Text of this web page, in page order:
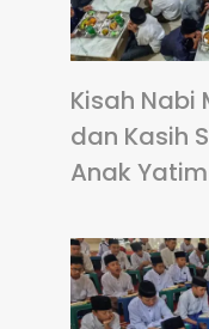
Kisah Nabi
dan Kasih
Anak Yatim